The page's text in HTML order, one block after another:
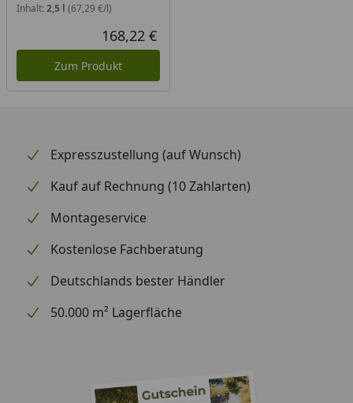
Inhalt: 2,5 l (67,29 €/l)
Aktueller Preis
168,22 €
Zum Produkt
Expresszustellung (auf Wunsch)
Kauf auf Rechnung (10 Zahlarten)
Montageservice
Kostenlose Fachberatung
Deutschlands bester Händler
50.000 m² Lagerfläche